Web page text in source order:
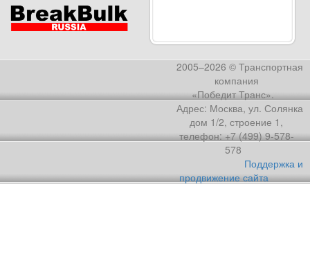
2005–2026 © Транспортная
компания
«Победит Транс».
Адрес: Москва, ул. Солянка
дом 1/2, строение 1,
телефон: +7 (499) 9-578-
578
Поддержка и
продвижение сайта